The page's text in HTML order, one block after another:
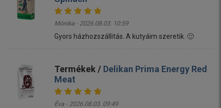
Mónika - 2026.08.03. 10:59
Gyors házhozszállitás. A kutyáim szeretik. 🙂
Termékek / Delikan Prima Energy Red
Meat
Éva - 2026.08.03. 09:49